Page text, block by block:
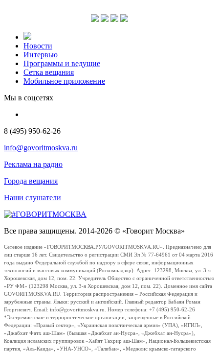
Новости
Интервью
Программы и ведущие
Сетка вещания
Мобильное приложение
Мы в соцсетях
8 (495) 950-62-26
info@govoritmoskva.ru
Реклама на радио
Города вещания
Наши слушатели
Все права защищены. 2014-2026 © «Говорит Москва»
Сетевое издание «ГОВОРИТМОСКВА.РУ/GOVORITMOSKVA.RU». Предназначено для
лиц старше 16 лет. Свидетельство о регистрации СМИ Эл № 77-64961 от 04 марта 2016
года выдано Федеральной службой по надзору в сфере связи, информационных
технологий и массовых коммуникаций (Роскомнадзор). Адрес: 123298, Москва, ул. 3-я
Хорошевская, дом 12, пом. 22. Учредитель Общество с ограниченной ответственностью
«РУ ФМ» (123298 Москва, ул. 3-я Хорошевская, дом 12, пом. 22). Доменное имя сайта
GOVORITMOSKVA.RU. Территория распространения – Российская Федерация и
зарубежные страны. Языки: русский и английский. Главный редактор Бабаян Роман
Георгиевич. Email: info@govoritmoskva.ru. Номер телефона: +7 (495) 950-62-26
*Экстремистские и террористические организации, запрещенные в Российской
Федерации: «Правый сектор», «Украинская повстанческая армия» (УПА), «ИГИЛ»,
«Джабхат Фатх аш-Шам» (бывшая «Джабхат ан-Нусра», «Джебхат ан-Нусра»),
Коалиция исламских группировок «Хайят Тахрир аш-Шам», Национал-Большевистская
партия, «Аль-Каида», «УНА-УНСО», «Талибан», «Меджлис крымско-татарского